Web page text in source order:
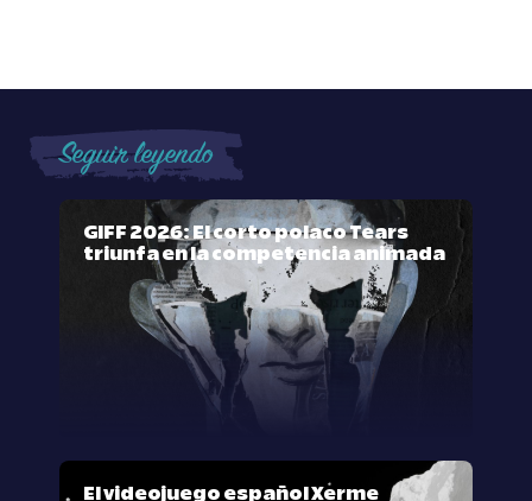
Seguir leyendo
GIFF 2026: El corto polaco Tears
triunfa en la competencia animada
El videojuego español Xerme